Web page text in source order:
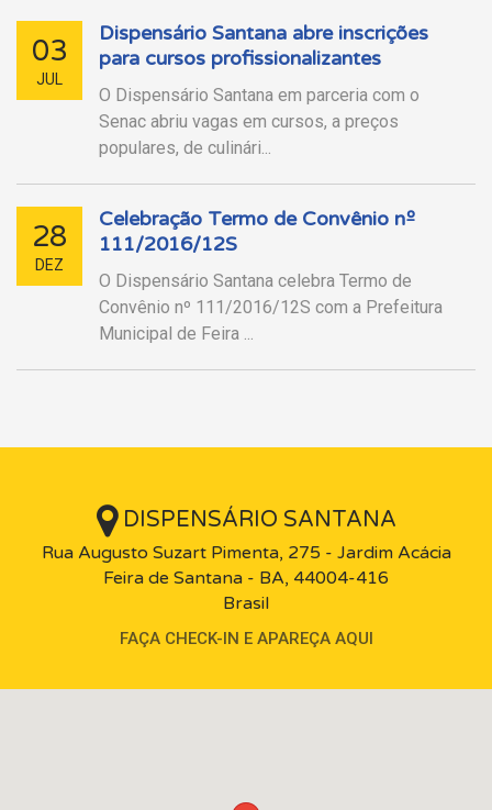
03
JUL
Dispensário Santana abre inscrições
para cursos profissionalizantes
O Dispensário Santana em parceria com o
Senac abriu vagas em cursos, a preços
populares, de culinári...
28
DEZ
Celebração Termo de Convênio nº
111/2016/12S
O Dispensário Santana celebra Termo de
Convênio nº 111/2016/12S com a Prefeitura
Municipal de Feira ...
DISPENSÁRIO SANTANA
Rua Augusto Suzart Pimenta, 275 - Jardim Acácia
Feira de Santana - BA, 44004-416
Brasil
FAÇA CHECK-IN E APAREÇA AQUI